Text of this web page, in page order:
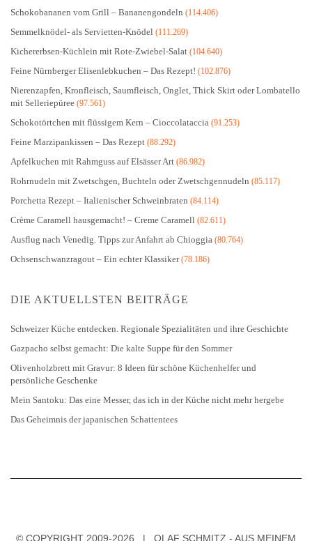
Schokobananen vom Grill – Bananengondeln (114.406)
Semmelknödel- als Servietten-Knödel (111.269)
Kichererbsen-Küchlein mit Rote-Zwiebel-Salat (104.640)
Feine Nürnberger Elisenlebkuchen – Das Rezept! (102.876)
Nierenzapfen, Kronfleisch, Saumfleisch, Onglet, Thick Skirt oder Lombatello
mit Selleriepüree (97.561)
Schokotörtchen mit flüssigem Kern – Cioccolataccia (91.253)
Feine Marzipankissen – Das Rezept (88.292)
Apfelkuchen mit Rahmguss auf Elsässer Art (86.982)
Rohrnudeln mit Zwetschgen, Buchteln oder Zwetschgennudeln (85.117)
Porchetta Rezept – Italienischer Schweinbraten (84.114)
Crème Caramell hausgemacht! – Creme Caramell (82.611)
Ausflug nach Venedig. Tipps zur Anfahrt ab Chioggia (80.764)
Ochsenschwanzragout – Ein echter Klassiker(78.186)
DIE AKTUELLSTEN BEITRÄGE
Schweizer Küche entdecken. Regionale Spezialitäten und ihre Geschichte
Gazpacho selbst gemacht: Die kalte Suppe für den Sommer
Olivenholzbrett mit Gravur: 8 Ideen für schöne Küchenhelfer und
persönliche Geschenke
Mein Santoku: Das eine Messer, das ich in der Küche nicht mehr hergebe
Das Geheimnis der japanischen Schattentees
© COPYRIGHT 2009-2026 | OLAF SCHMITZ - AUS MEINEM